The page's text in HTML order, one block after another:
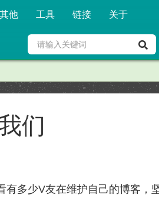
其他 工具 链接 关于
们
多少V友在维护自己的博客，